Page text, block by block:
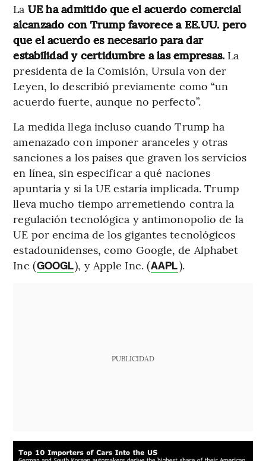
La UE ha admitido que el acuerdo comercial
alcanzado con Trump favorece a EE.UU. pero
que el acuerdo es necesario para dar
estabilidad y certidumbre a las empresas. La
presidenta de la Comisión, Ursula von der
Leyen, lo describió previamente como “un
acuerdo fuerte, aunque no perfecto”.
La medida llega incluso cuando Trump ha
amenazado con imponer aranceles y otras
sanciones a los países que graven los servicios
en línea, sin especificar a qué naciones
apuntaría y si la UE estaría implicada. Trump
lleva mucho tiempo arremetiendo contra la
regulación tecnológica y antimonopolio de la
UE por encima de los gigantes tecnológicos
estadounidenses, como Google, de Alphabet
Inc (GOOGL), y Apple Inc. (AAPL).
PUBLICIDAD